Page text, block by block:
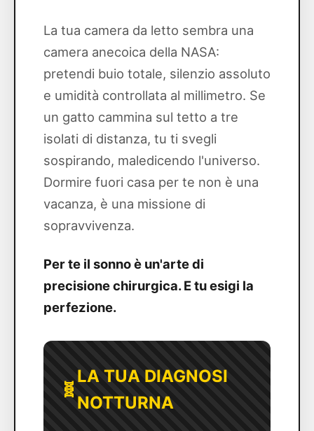
La tua camera da letto sembra una
camera anecoica della NASA:
pretendi buio totale, silenzio assoluto
e umidità controllata al millimetro. Se
un gatto cammina sul tetto a tre
isolati di distanza, tu ti svegli
sospirando, maledicendo l'universo.
Dormire fuori casa per te non è una
vacanza, è una missione di
sopravvivenza.
Per te il sonno è un'arte di
precisione chirurgica. E tu esigi la
perfezione.
🧬
LA TUA DIAGNOSI
NOTTURNA